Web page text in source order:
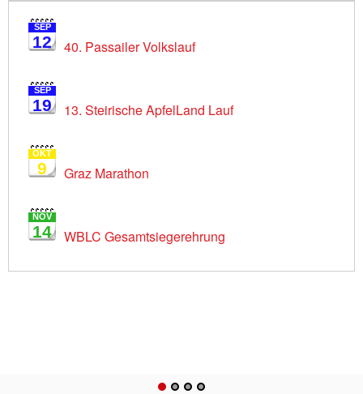
SEP
12 40. Passailer Volkslauf
SEP
19 13. Steirische ApfelLand Lauf
OKT
9 Graz Marathon
NOV
14 WBLC Gesamtsiegerehrung